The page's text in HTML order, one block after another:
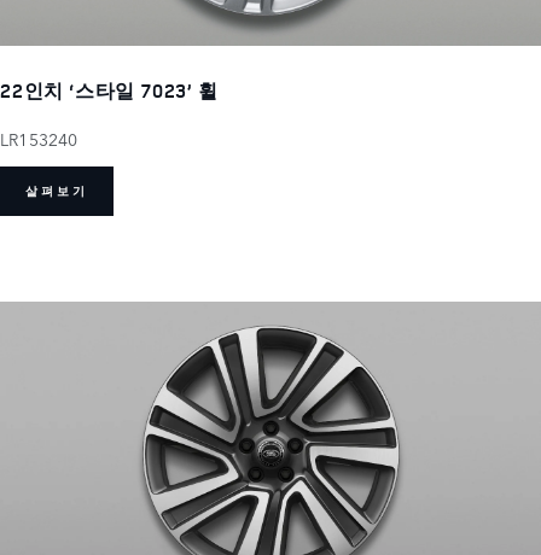
22인치 ‘스타일 7023’ 휠
LR153240
살펴보기